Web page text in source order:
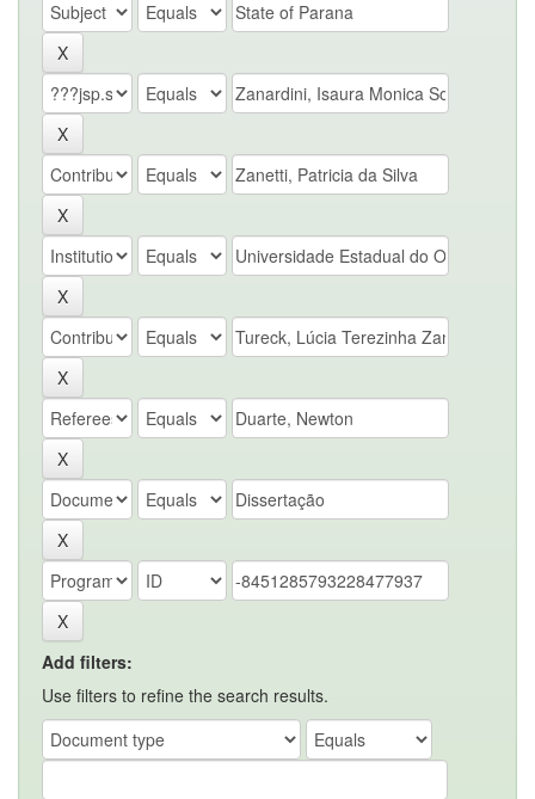
Add filters:
Use filters to refine the search results.